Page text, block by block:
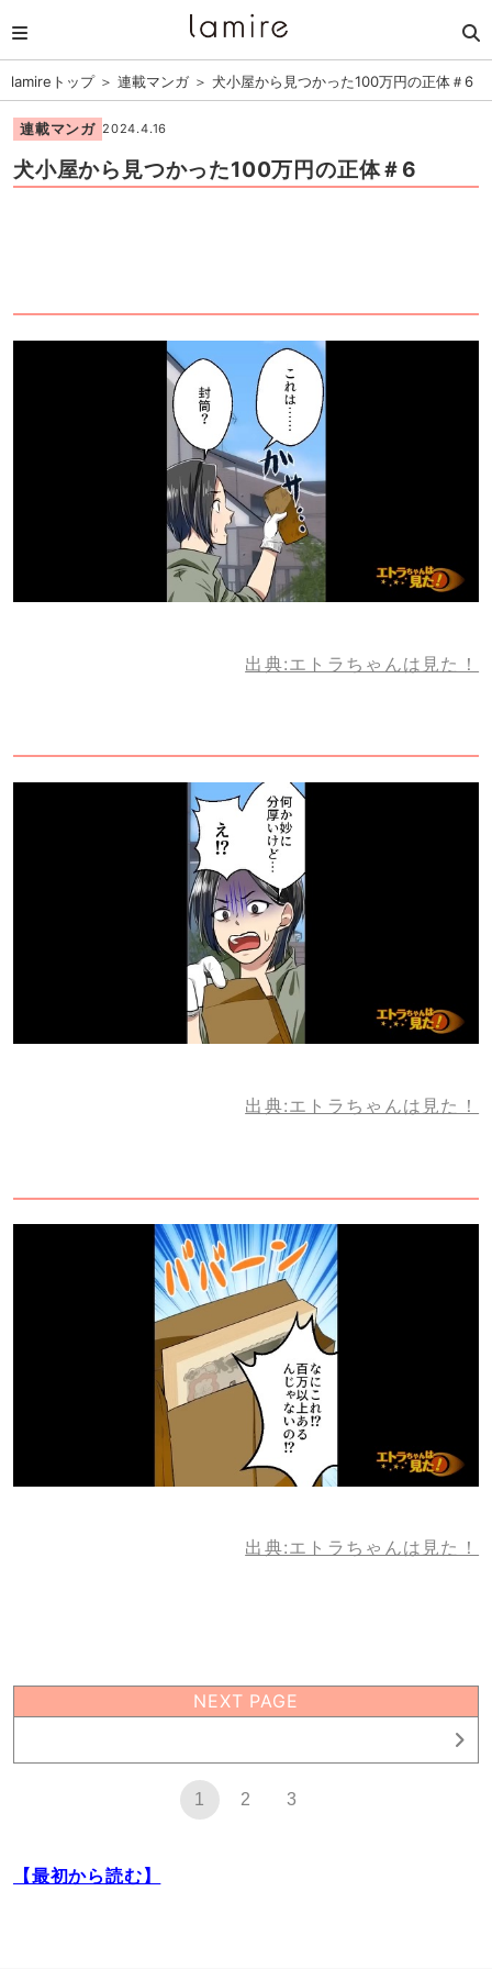
lamireトップ＞ 連載マンガ＞ 犬小屋から見つかった100万円の正体＃6
連載マンガ 2024.4.16
犬小屋から見つかった100万円の正体＃6
出典:エトラちゃんは見た！
出典:エトラちゃんは見た！
出典:エトラちゃんは見た！
NEXT PAGE
1 2 3
【最初から読む】